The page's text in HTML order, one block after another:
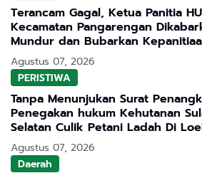
Terancam Gagal, Ketua Panitia
Kecamatan Pangarengan
Mundur dan Bubarkan
WhatsApp ASN Jadi Sorotan
Agustus 07, 2026
PERISTIWA
Tanpa Menunjukan Surat
Penegakan hukum Kehutanan Sulawesi
Selatan Culik Petani Ladah Di
Agustus 07, 2026
Daerah